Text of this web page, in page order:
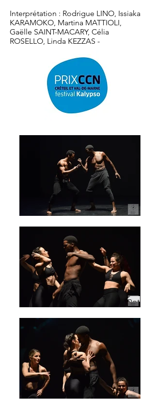
Interprétation : Rodrigue LINO, Issiaka
KARAMOKO, Martina MATTIOLI,
Gaëlle SAINT-MACARY, Célia
ROSELLO, Linda KEZZAS -
Retour